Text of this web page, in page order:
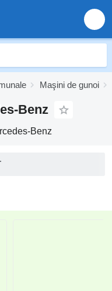
Maşini de gunoi
Benz
Benz